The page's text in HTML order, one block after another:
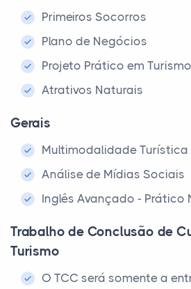
Primeiros Socorros
Plano de Negócios
Projeto Prático em
Atrativos Naturais
Gerais
Multimodalidade Turística
Análise de Mídias Sociais
Inglês Avançado - Prático
Trabalho de Conclusão de
Turismo
O TCC será somente a